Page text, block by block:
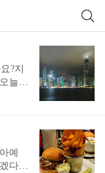
?지
늘은
게
이
정
통
예
다고